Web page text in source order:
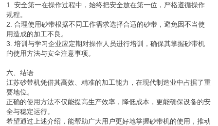
1. 安全第一在操作过程中，始终把安全放在第一位，严格遵循操作
规程。
2. 合理使用砂带根据不同工作需求选择合适的砂带，避免因不当使
用造成的加工不良。
3. 培训与学习企业应定期对操作人员进行培训，确保其掌握砂带机
的使用方法与安全注意事项。
六、结语
江苏砂带机凭借其高效、精准的加工能力，在现代制造业中占据了重
要地位。
正确的使用方法不仅能提高生产效率，降低成本，更能确保设备的安
全与稳定运行。
希望通过上述介绍，能帮助广大用户更好地掌握砂带机的使用，推动